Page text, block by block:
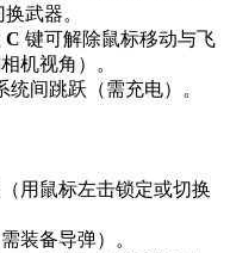
武器。
C 键可解除鼠标移动与飞
机视角）。
统间跳跃（需充电）。
用鼠标左击锁定或切换
装备导弹）。